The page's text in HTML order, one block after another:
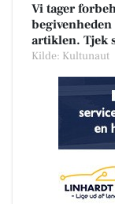
Vi tager
artiklen. Tjek
Kilde: Kultunaut